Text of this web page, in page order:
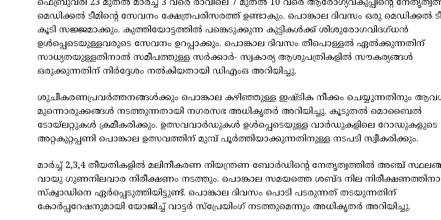
ഫെബ്രുവരി 23 മുതൽ മാർച്ച് 3 വരെ രാവിലെ 7 മുതൽ 10 വരെ ആരോഗ്യവകുപ്പിന്റെ
മെഡിക്കൽ ടീമിന്റെ സേവനം ക്ഷേത്രപരിസരത്ത് ഉണ്ടാകും. പൊങ്കാല ദിവസം ഒരു മെഡിക്കൽ
കൂടി സജ്ജമാക്കും. കുത്തിയോട്ടത്തിൽ പങ്കെടുക്കുന്ന കുട്ടികൾക്ക് ശിശുരോഗവിദഗ്ധൻ
ഉൾപ്പെടെയുള്ളവരുടെ സേവനം ഉറപ്പാക്കും. പൊങ്കാല ദിവസം തീപൊള്ളൽ ഏൽക്കുന്നതിന്
സാധ്യതയുള്ളതിനാൽ സമീപത്തുള്ള സർക്കാർ- സ്വകാര്യ ആശുപത്രികളിൽ സൗകര്യങ്ങൾ
ഒരുക്കുന്നതിന് നിർദ്ദേശം നൽകിയതായി ഡിഎംഒ അറിയിച്ചു.
ശുചീകരണപ്രവർത്തനങ്ങൾക്കും പൊങ്കാല കഴിഞ്ഞുള്ള ഇഷ്ടിക നീക്കം ചെയ്യുന്നതിനും
മുന്നൊരുക്കങ്ങൾ നടത്തുന്നതായി നഗരസഭ അധികൃതർ അറിയിച്ചു. കൂടുതൽ മൊബൈൽ
ടോയ്ലറ്റുകൾ ക്രമീകരിക്കും. ഉത്സവവാർഡുകൾ ഉൾപ്പെടെയുള്ള വാർഡുകളിലെ റോഡുകളുടെ
അറ്റകുറ്റപ്പണി പൊങ്കാല ഉത്സവത്തിന് മുമ്പ് പൂർത്തിയാക്കുന്നതിനുള്ള നടപടി സ്വീകരിക്കും.
മാർച്ച് 2,3,4 തീയതികളിൽ മലിനീകരണ നിയന്ത്രണ ബോർഡിന്റെ നേതൃത്വത്തിൽ അഞ്ച്
വായു ഗുണനിലവാര നിരീക്ഷണം നടത്തും. പൊങ്കാല സമയത്തെ ശബ്ദ നില
സ്ക്വാഡിനെ ഏർപ്പെടുത്തിയിട്ടുണ്ട്. പൊങ്കാല ദിവസം പൊടി പടരുന്നത് തടയുന്നതിന്
കോർപ്പറേഷനുമായി യോജിച്ച് വാട്ടർ സ്പ്രേയിംഗ് നടത്തുമെന്നും അധികൃതർ അറിയിച്ചു.